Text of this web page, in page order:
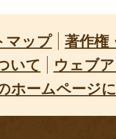
マップ
著作権
いて
ウェブ
ホームページ